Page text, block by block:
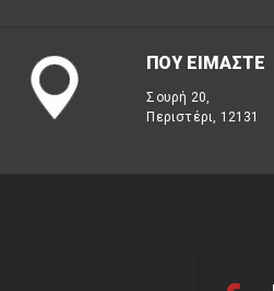
ΠΟΥ ΕΙΜΑΣΤΕ
Σουρή 20,
Περιστέρι, 12131